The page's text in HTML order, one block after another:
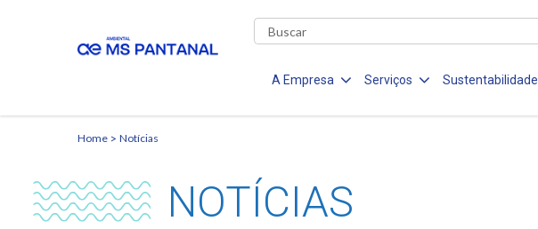
A Empresa Serviços Sustentabilidade
Home Notícias
NOTÍCIAS